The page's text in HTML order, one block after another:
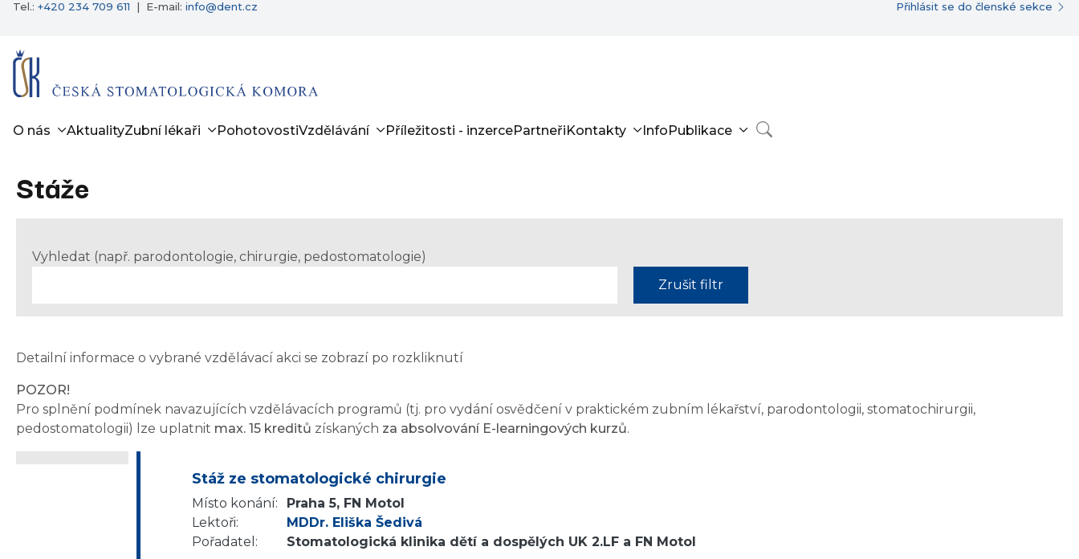
Tel.: +420 234 709 611 | E-mail: info@dent.cz Přihlásit se do členské sekce
O nás AktualityZubní lékaři PohotovostiVzdělávání Příležitosti - inzercePartneřiKontakty InfoPublikace
Stáže
Vyhledat (např. parodontologie, chirurgie, pedostomatologie)
Zrušit filtr
Detailní informace o vybrané vzdělávací akci se zobrazí po rozkliknutí
POZOR!
Pro splnění podmínek navazujících vzdělávacích programů (tj. pro vydání osvědčení v praktickém zubním lékařství, parodontologii, stomatochirurgii,
pedostomatologii) lze uplatnit max. 15 kreditů získaných za absolvování E-learningových kurzů.
Stáž ze stomatologické chirurgie
Místo konání:
Praha 5, FN Motol
Lektoři:
MDDr. Eliška Šedivá
Pořadatel:
Stomatologická klinika dětí a dospělých UK 2.LF a FN Motol